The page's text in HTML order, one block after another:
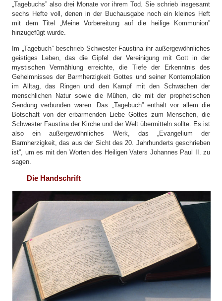
„Tagebuchs” also drei Monate vor ihrem Tod. Sie schrieb insgesamt
sechs Hefte voll, denen in der Buchausgabe noch ein kleines Heft
mit dem Titel „Meine Vorbereitung auf die heilige Kommunion”
hinzugefügt wurde.
Im „Tagebuch” beschrieb Schwester Faustina ihr außergewöhnliches
geistiges Leben, das die Gipfel der Vereinigung mit Gott in der
mystischen Vermählung erreichte, die Tiefe der Erkenntnis des
Geheimnisses der Barmherzigkeit Gottes und seiner Kontemplation
im Alltag, das Ringen und den Kampf mit den Schwächen der
menschlichen Natur sowie die Mühen, die mit der prophetischen
Sendung verbunden waren. Das „Tagebuch” enthält vor allem die
Botschaft von der erbarmenden Liebe Gottes zum Menschen, die
Schwester Faustina der Kirche und der Welt übermitteln sollte. Es ist
also ein außergewöhnliches Werk, das „Evangelium der
Barmherzigkeit, das aus der Sicht des 20. Jahrhunderts geschrieben
ist”, um es mit den Worten des Heiligen Vaters Johannes Paul II. zu
sagen.
Die Handschrift